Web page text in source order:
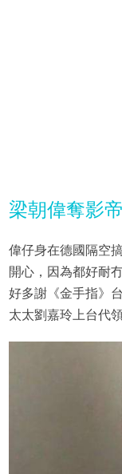
梁朝偉奪影
偉仔身在德國隔空
開心，因為都好耐
好多謝《金手指》
太太劉嘉玲上台代領